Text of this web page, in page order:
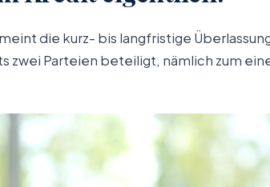
die kurz- bis langfristige
Parteien beteiligt, nämlich zum